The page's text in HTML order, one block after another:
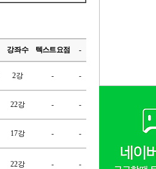
강좌수 텍스트요점 -
2강 - -
22강 - -
17강 - -
22강 - -